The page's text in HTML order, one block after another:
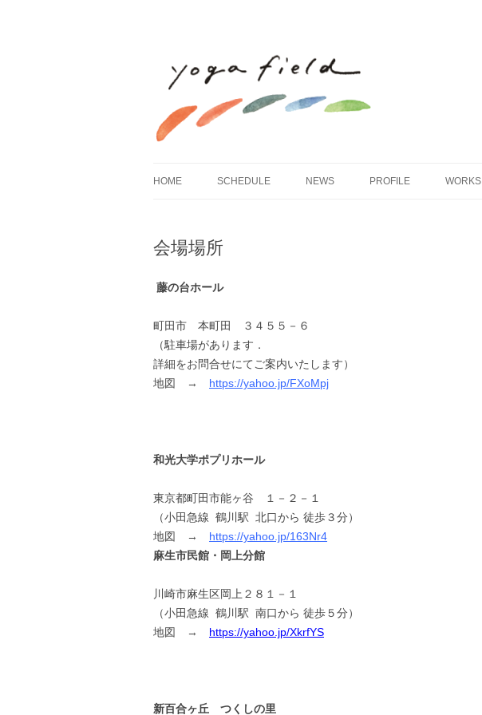
HOME SCHEDULE NEWS PROFILE WORKS
会場場所
藤の台ホール
町田市 本町田 ３４５５－６
（駐車場があります．
詳細をお問合せにてご案内いたします）
地図 → https://yahoo.jp/FXoMpj
和光大学ポプリホール
東京都町田市能ヶ谷 １－２－１
（小田急線 鶴川駅 北口から 徒歩３分）
地図 → https://yahoo.jp/163Nr4
麻生市民館・岡上分館
川崎市麻生区岡上２８１－１
（小田急線 鶴川駅 南口から 徒歩５分）
地図 → https://yahoo.jp/XkrfYS
新百合ヶ丘 つくしの里